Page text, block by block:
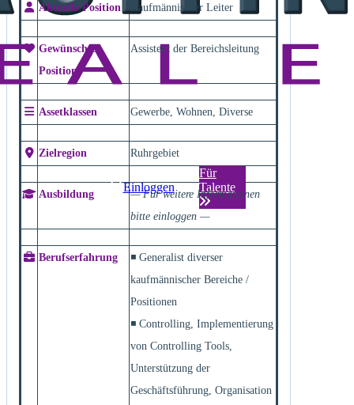
Einloggen
Für
Talente
Aktuelle Position Kaufmännischer Leiter
Gewünschte
Position
Assistent der Bereichsleitung
Assetklassen Gewerbe, Wohnen, Diverse
Zielregion Ruhrgebiet
Ausbildung
— Für weitere Informationen
bitte einloggen —
Berufserfahrung
◾ Generalist diverser
kaufmännischer Bereiche /
Positionen
◾ Controlling, Implementierung
von Controlling Tools,
Unterstützung der
Geschäftsführung, Organisation